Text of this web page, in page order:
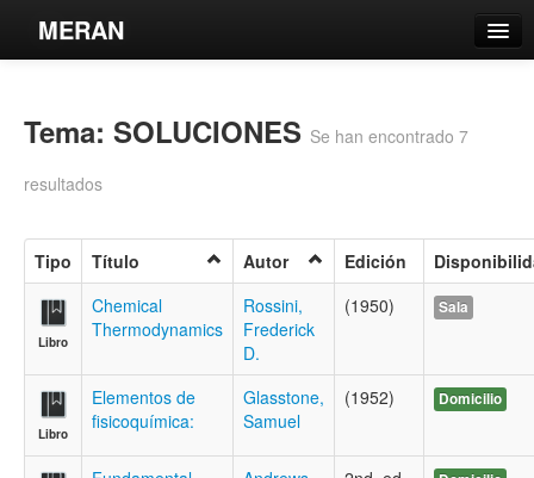
MERAN
Búsqueda Avanzada
Contacto
Iniciar sesión
Tema: SOLUCIONES Se han encontrado 7
resultados
Tipo Título Autor Edición
Libro
Chemical
Thermodynamics
Rossini,
Frederick
D.
(1950) Sala
Libro
Elementos de
fisicoquímica:
Glasstone,
Samuel
(1952) Domicilio